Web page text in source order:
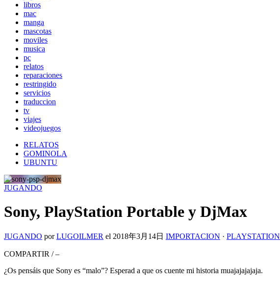
libros
mac
manga
mascotas
moviles
musica
pc
relatos
reparaciones
restringido
servicios
traduccion
tv
viajes
videojuegos
RELATOS
GOMINOLA
UBUNTU
JUGANDO
Sony, PlayStation Portable y DjMax
JUGANDO por LUGOILMER el 2018年3月14日 IMPORTACION · PLAYSTATION
COMPARTIR / –
¿Os pensáis que Sony es “malo”? Esperad a que os cuente mi historia muajajajajaja.